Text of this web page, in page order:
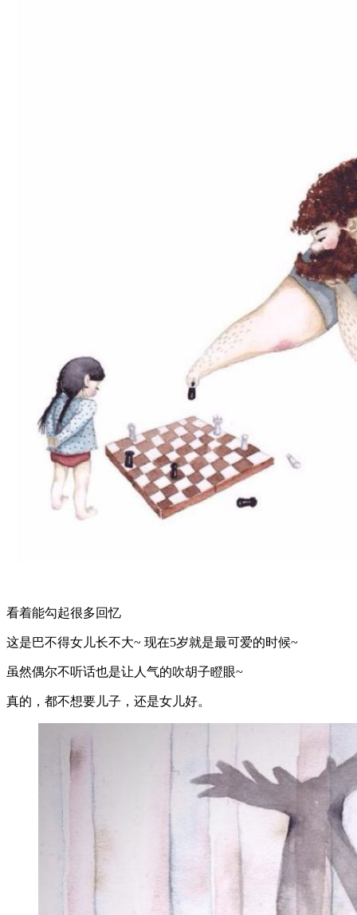
看着能勾起很多回忆
这是巴不得女儿长不大~ 现在5岁就是最可爱的时候~
虽然偶尔不听话也是让人气的吹胡子瞪眼~
真的，都不想要儿子，还是女儿好。